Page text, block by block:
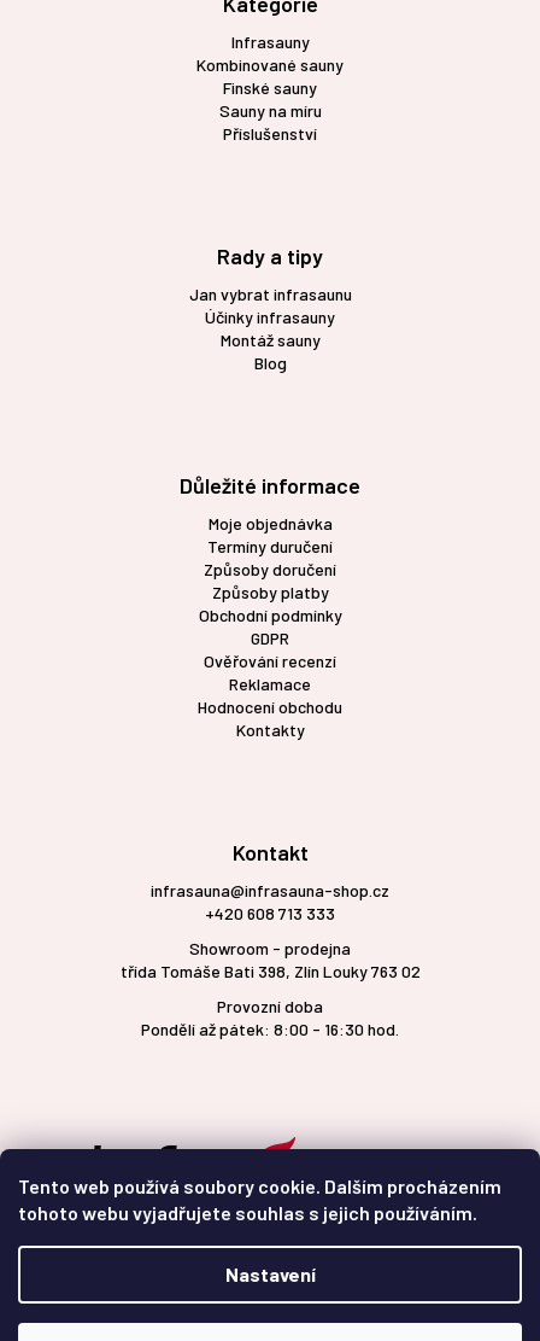
Tento web používá soubory cookie. Dalším procházením
tohoto webu vyjadřujete souhlas s jejich používáním.
Nastavení
Infrasauny
Kombinované sauny
Finské sauny
Sauny na míru
Příslušenství
Rady a tipy
Jan vybrat infrasaunu
Účinky infrasauny
Montáž sauny
Blog
Důležité informace
Moje objednávka
Termíny duručení
Způsoby doručení
Způsoby platby
Obchodní podmínky
GDPR
Ověřování recenzí
Reklamace
Hodnocení obchodu
Kontakty
Kontakt
infrasauna@infrasauna-shop.cz
+420 608 713 333
Showroom - prodejna
třída Tomáše Bati 398, Zlín Louky 763 02
Provozní doba
Pondělí až pátek: 8:00 - 16:30 hod.
Vytvořil Shoptet